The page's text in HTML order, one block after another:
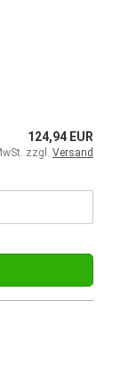
124,94 EUR
zzgl. Versand